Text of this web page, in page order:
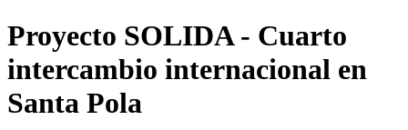
Proyecto SOLIDA - Cuarto
intercambio internacional en
Santa Pola